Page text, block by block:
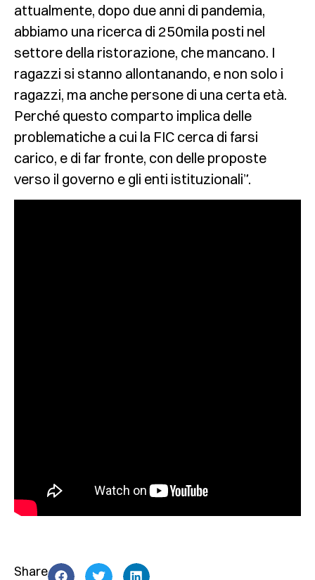
attualmente, dopo due anni di pandemia,
abbiamo una ricerca di 250mila posti nel
settore della ristorazione, che mancano. I
ragazzi si stanno allontanando, e non solo i
ragazzi, ma anche persone di una certa età.
Perché questo comparto implica delle
problematiche a cui la FIC cerca di farsi
carico, e di far fronte, con delle proposte
verso il governo e gli enti istituzionali”.
Share